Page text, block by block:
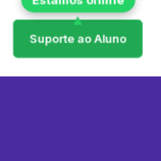
Suporte ao Aluno